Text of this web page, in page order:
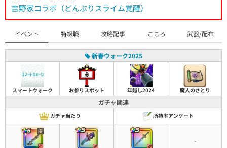
吉野家コラボ（どんぶりスライム覚醒）
イベント 特級職 攻略記事 こころ 武器/配布
新春ウォーク2025
スマートウォーク お参りスポット 年越し2024 魔人のさとり
ガチャ関連
ガチャ当たり 所持率アンケート
-